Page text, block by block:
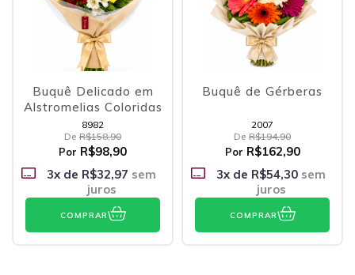
Buquê Delicado em
Alstromelias Coloridas
8982
De R$158,90
Por R$98,90
3x de R$32,97 sem
juros
COMPRAR
Buquê de Gérberas
2007
De R$194,90
Por R$162,90
3x de R$54,30 sem
juros
COMPRAR